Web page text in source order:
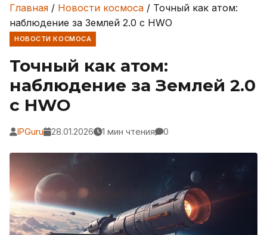
Главная / Новости космоса / Точный как атом:
наблюдение за Землей 2.0 с HWO
НОВОСТИ КОСМОСА
Точный как атом:
наблюдение за Землей 2.0
с HWO
IPGuru 28.01.2026 1 мин чтения 0